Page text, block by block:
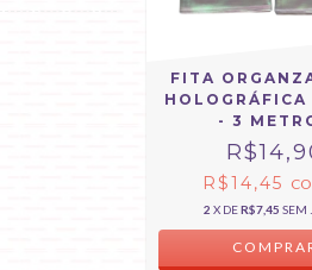
FITA
- 3
R$14,45
2 X DER$7,45 SEM